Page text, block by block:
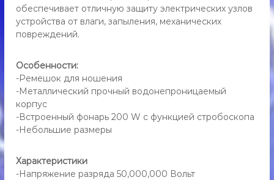
,
ш
я
а
о
и
я
Y
-
1
3
2
1
обеспечивает отличную защиту электрических узлов
устройства от влаги, запыления, механических
повреждений.
Особенности:
-Ремешок для ношения
-Металлический прочный водонепроницаемый
корпус
-Встроенный фонарь 200 W с функцией стробоскопа
-Небольшие размеры
Характеристики
-Напряжение разряда 50,000,000 Вольт